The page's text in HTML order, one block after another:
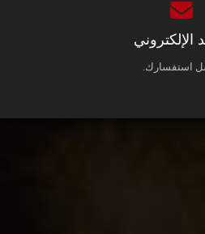
الإلكتروني
استفسارك.